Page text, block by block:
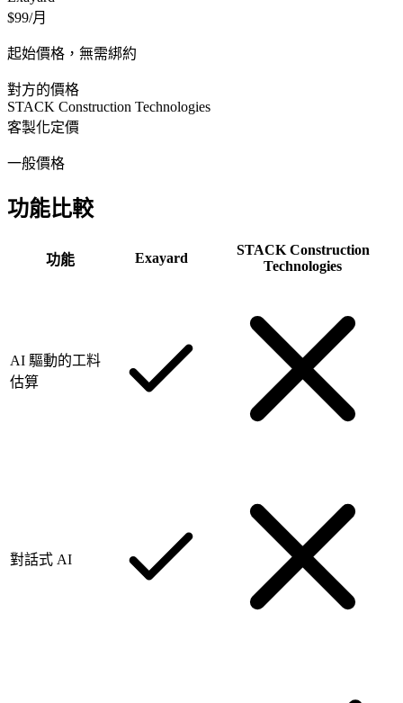
$99/月
起始價格，無需綁約
對方的價格
STACK Construction Technologies
客製化定價
一般價格
功能比較
功能 Exayard
STACK Construction
Technologies
AI 驅動的工料
估算
對話式 AI